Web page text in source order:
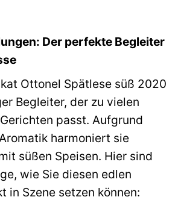
Der perfekte Begleiter
Ottonel Spätlese süß 2020
Begleiter, der zu vielen
passt. Aufgrund
harmoniert sie
süßen Speisen. Hier sind
wie Sie diesen edlen
in Szene setzen können: